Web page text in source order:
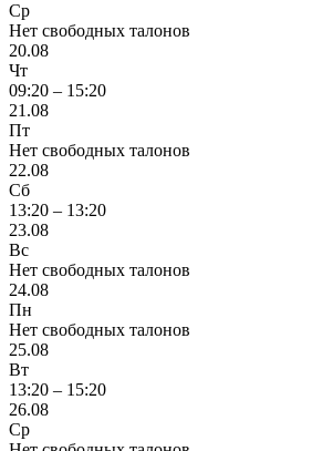
Ср
Нет свободных талонов
20.08
Чт
09:20 – 15:20
21.08
Пт
Нет свободных талонов
22.08
Сб
13:20 – 13:20
23.08
Вс
Нет свободных талонов
24.08
Пн
Нет свободных талонов
25.08
Вт
13:20 – 15:20
26.08
Ср